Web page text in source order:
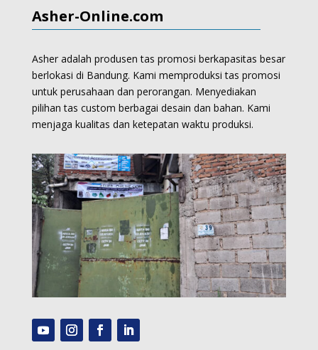
Asher-Online.com
Asher adalah produsen tas promosi berkapasitas besar
berlokasi di Bandung. Kami memproduksitas promosi
untuk perusahaan dan perorangan. Menyediakan
pilihan tas custom berbagai desain dan bahan. Kami
menjaga kualitas dan ketepatan waktu produksi.